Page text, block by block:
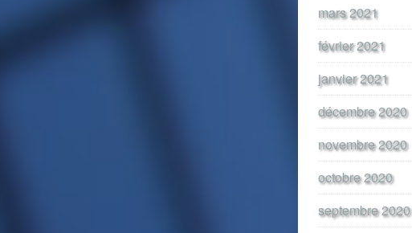
mars 2021
février 2021
janvier 2021
décembre 2020
novembre 2020
octobre 2020
septembre 2020